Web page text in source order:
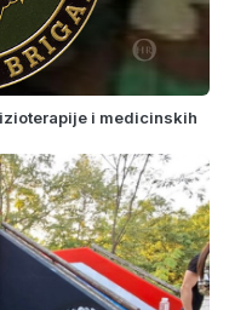
i medicinskih